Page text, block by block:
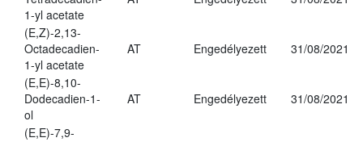
1-yl acetate
(E,Z)-2,13-
Octadecadien-
1-yl acetate
AT Engedélyezett 31/08/2021
(E,E)-8,10-
Dodecadien-1-
ol
AT Engedélyezett 31/08/2021
(E,E)-7,9-